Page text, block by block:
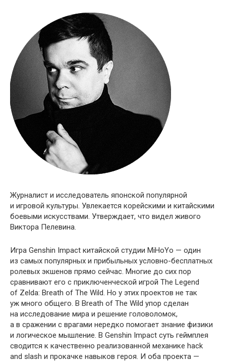
Журналист и исследователь японской популярной
и игровой культуры. Увлекается корейскими и китайскими
боевыми искусствами. Утверждает, что видел живого
Виктора Пелевина.
Игра Genshin Impact китайской студии MiHoYo — один
из самых популярных и прибыльных условно-бесплатных
ролевых экшенов прямо сейчас. Многие до сих пор
сравнивают его с приключенческой игрой The Legend
of Zelda: Breath of The Wild. Но у этих проектов не так
уж много общего. В Breath of The Wild упор сделан
на исследование мира и решение головоломок,
а в сражении с врагами нередко помогает знание физики
и логическое мышление. В Genshin Impact суть геймплея
сводится к качественно реализованной механике hack
and slash и прокачке навыков героя. И оба проекта —